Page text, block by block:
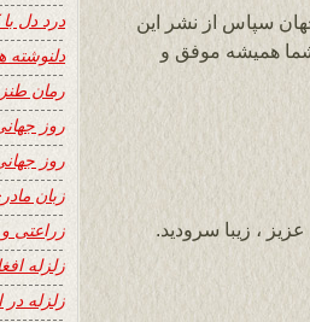
سپاس از نشر این
و پرمحتوای 24 ساعت شما همیشه موفق و
، زیبا سرودید.
درد دل
دلنوشته
رمان طنز
روز
روز
زبان
زراعتی
زلزله
زلزله در